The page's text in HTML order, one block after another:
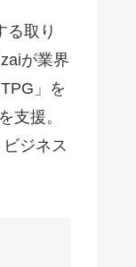
る取り
が業界
」を
支援。
ジネス